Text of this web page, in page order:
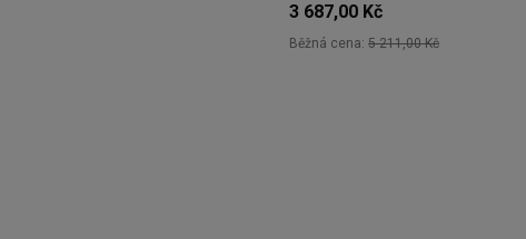
3 687,00 Kč
Běžná cena: 5 211,00 Kč